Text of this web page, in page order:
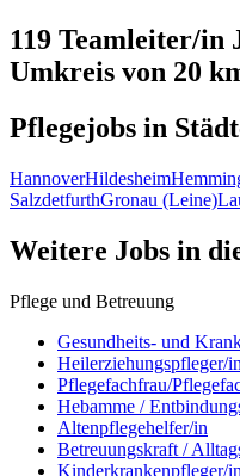
119 Teamleiter/in
Umkreis von 20
Pflegejobs in
HannoverHildesheim
SalzdetfurthGronau (Leine)
Weitere Jobs in
Pflege und Betreuung
Gesundheits- und
Heilerziehungspfleger/in
Pflegefachfrau/
Hebamme /
Altenpflegehelfer/in
Betreuungskraft /
Kinderkrankenpfleger/in